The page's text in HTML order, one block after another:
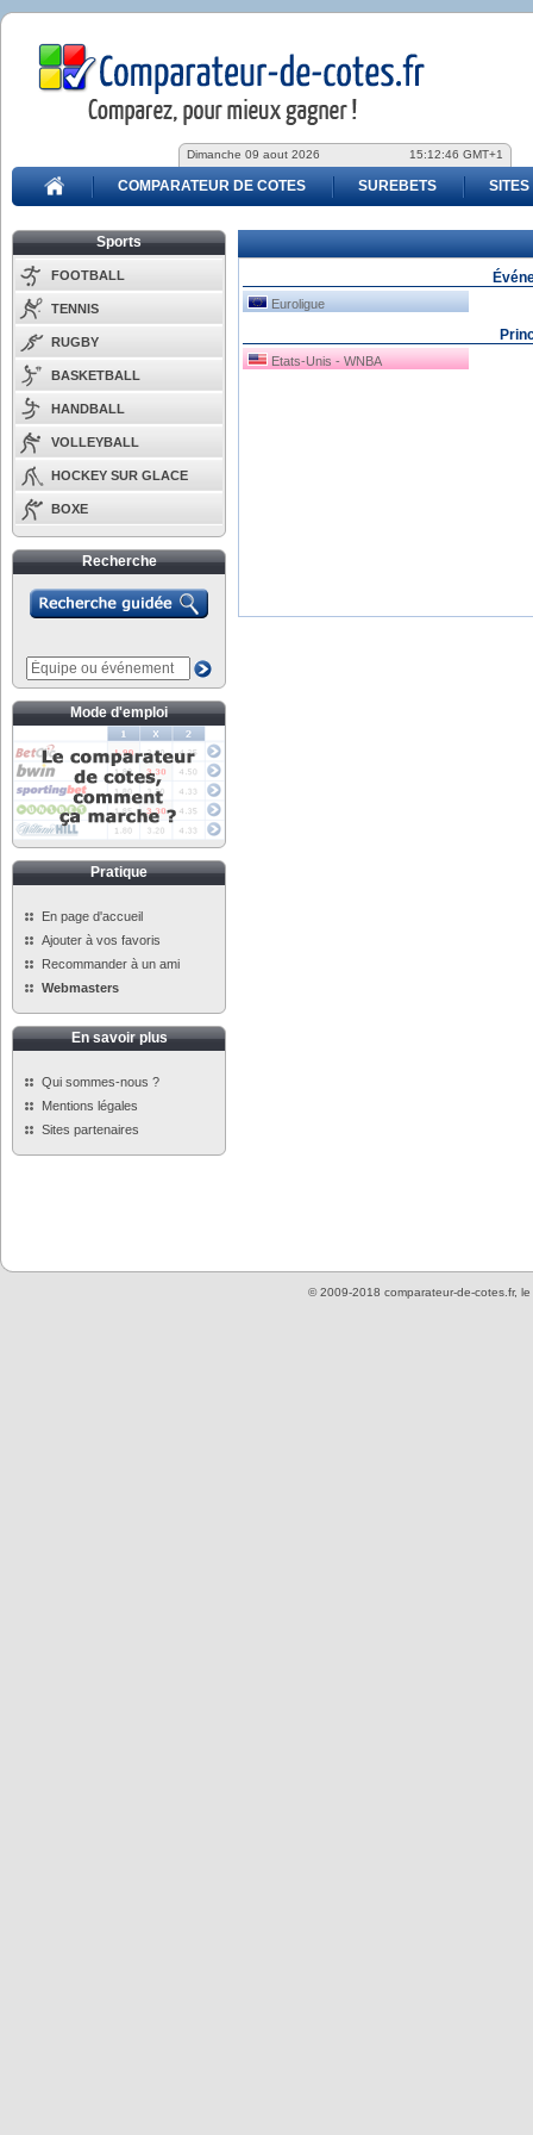
Dimanche 09 aout 2026 15:12:46 GMT+1
COMPARATEUR DE COTES SUREBETS SITES
Sports
FOOTBALL
TENNIS
RUGBY
BASKETBALL
HANDBALL
VOLLEYBALL
HOCKEY SUR GLACE
BOXE
Recherche
Mode d'emploi
Pratique
En page d'accueil
Ajouter à vos favoris
Recommander à un ami
Webmasters
En savoir plus
Qui sommes-nous ?
Mentions légales
Sites partenaires
Euroligue
Etats-Unis - WNBA
© 2009-2018 comparateur-de-cotes.fr, le